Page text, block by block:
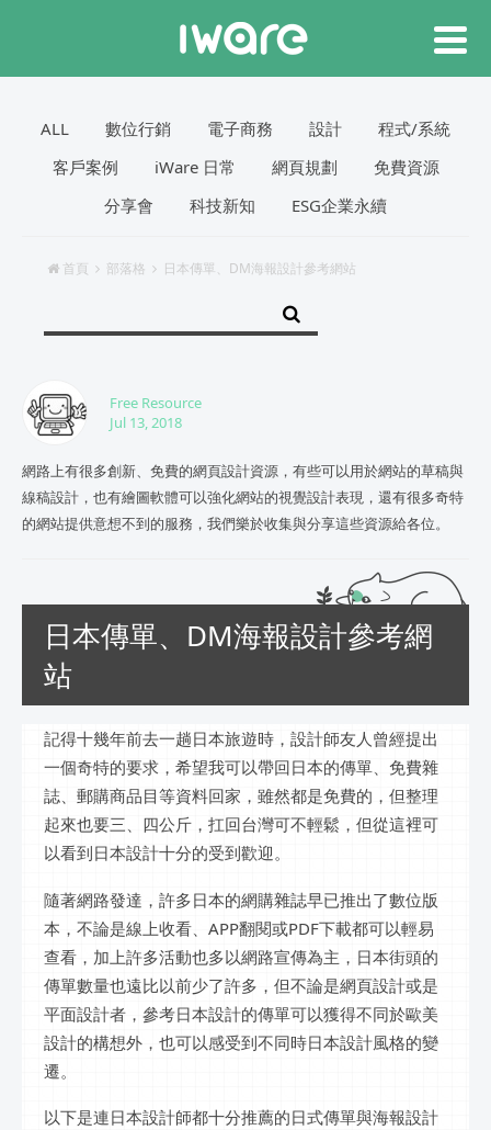
ALL 數位行銷 電子商務 設計
程式/系統
客戶案例
iWare 日常 網頁規劃
免費資源
分享會
科技新知 ESG企業永續
首頁 部落格 日本傳單、DM海報設計參考網站
Free Resource
Jul 13, 2018
網路上有很多創新、免費的網頁設計資源，有些可以用於網站的草稿與
線稿設計，也有繪圖軟體可以強化網站的視覺設計表現，還有很多奇特
的網站提供意想不到的服務，我們樂於收集與分享這些資源給各位。
日本傳單、DM海報設計參考網
站
記得十幾年前去一趟日本旅遊時，設計師友人曾經提出
一個奇特的要求，希望我可以帶回日本的傳單、免費雜
誌、郵購商品目等資料回家，雖然都是免費的，但整理
起來也要三、四公斤，扛回台灣可不輕鬆，但從這裡可
以看到日本設計十分的受到歡迎。
隨著網路發達，許多日本的網購雜誌早已推出了數位版
本，不論是線上收看、APP翻閱或PDF下載都可以輕易
查看，加上許多活動也多以網路宣傳為主，日本街頭的
傳單數量也遠比以前少了許多，但不論是網頁設計或是
平面設計者，參考日本設計的傳單可以獲得不同於歐美
設計的構想外，也可以感受到不同時日本設計風格的變
遷。
以下是連日本設計師都十分推薦的日式傳單與海報設計